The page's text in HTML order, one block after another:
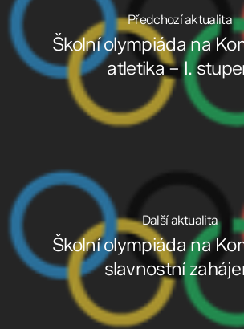
Předchozí aktualita
Školní olympiáda na
atletika – I.
Další aktualita
Školní olympiáda na
slavnostní